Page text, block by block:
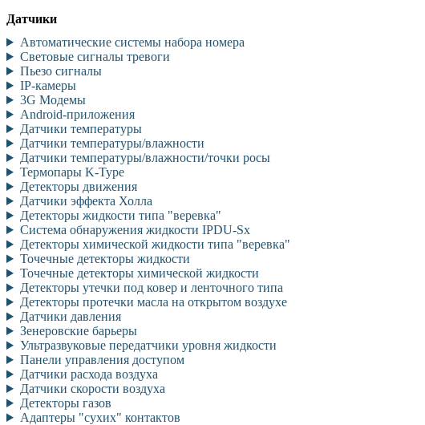
Датчики
Автоматические системы набора номера
Световые сигналы тревоги
Пьезо сигналы
IP-камеры
3G Модемы
Android-приложения
Датчики температуры
Датчики температуры/влажности
Датчики температуры/влажности/точки росы
Термопары K-Type
Детекторы движения
Датчики эффекта Холла
Детекторы жидкости типа "веревка"
Система обнаружения жидкости IPDU-Sx
Детекторы химической жидкости типа "веревка"
Точечные детекторы жидкости
Точечные детекторы химической жидкости
Детекторы утечки под ковер и ленточного типа
Детекторы протечки масла на открытом воздухе
Датчики давления
Зенеровские барьеры
Ультразвуковые передатчики уровня жидкости
Панели управления доступом
Датчики расхода воздуха
Датчики скорости воздуха
Детекторы газов
Адаптеры "сухих" контактов